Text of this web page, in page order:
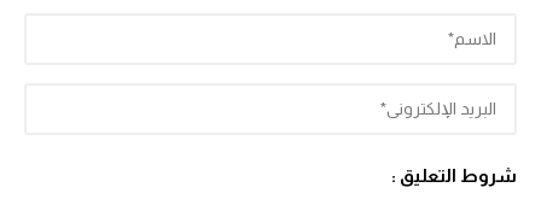
شروط التعليق :